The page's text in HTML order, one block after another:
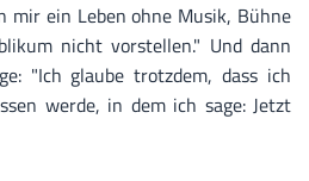
mir ein Leben ohne Musik, Bühne
nicht vorstellen." Und dann
"Ich glaube trotzdem, dass ich
werde, in dem ich sage: Jetzt